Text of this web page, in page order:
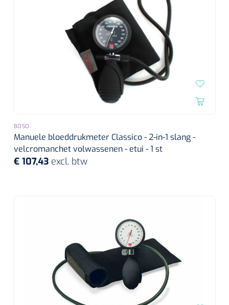
BOSO
Manuele bloeddrukmeter Classico - 2-in-1 slang -
velcromanchet volwassenen - etui - 1 st
€ 107,43 excl. btw